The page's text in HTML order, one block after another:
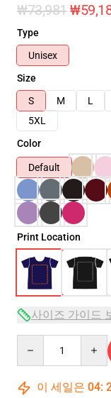
₩73,981
Type
Unisex
Size
S
M L
5XL
Color
Default
Print Location
사이즈 가이드
이 세일은 04: